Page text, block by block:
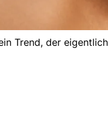
Trend, der